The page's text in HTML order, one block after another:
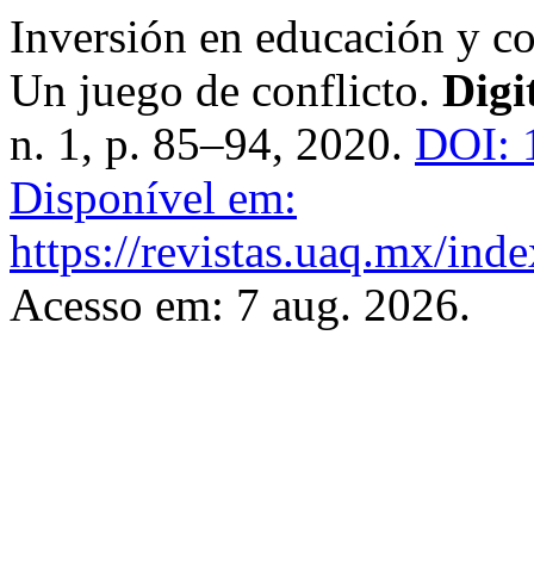
Inversión en educación y
Un juego de conflicto.
n. 1, p. 85–94, 2020. DOI:
Disponível em:
https://revistas.uaq.mx/
Acesso em: 7 aug. 2026.